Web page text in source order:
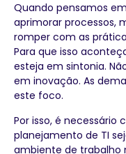
Quando pensamos
aprimorar processos,
romper com as
Para que isso
esteja em sintonia.
em inovação. As
este foco.
Por isso, é necessário
planejamento de TI
ambiente de trabalho